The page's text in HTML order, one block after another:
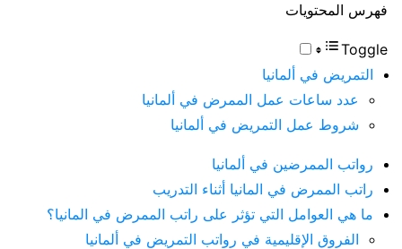
فهرس المحتويات
Toggle
التمريض في ألمانيا
عدد ساعات عمل الممرض في ألمانيا
شروط عمل التمريض في ألمانيا
رواتب الممرضين في ألمانيا
راتب الممرض في المانيا أثناء التدريب
ما هي العوامل التي تؤثر على راتب الممرض في المانيا؟
الفروق الإقليمية في رواتب التمريض في ألمانيا